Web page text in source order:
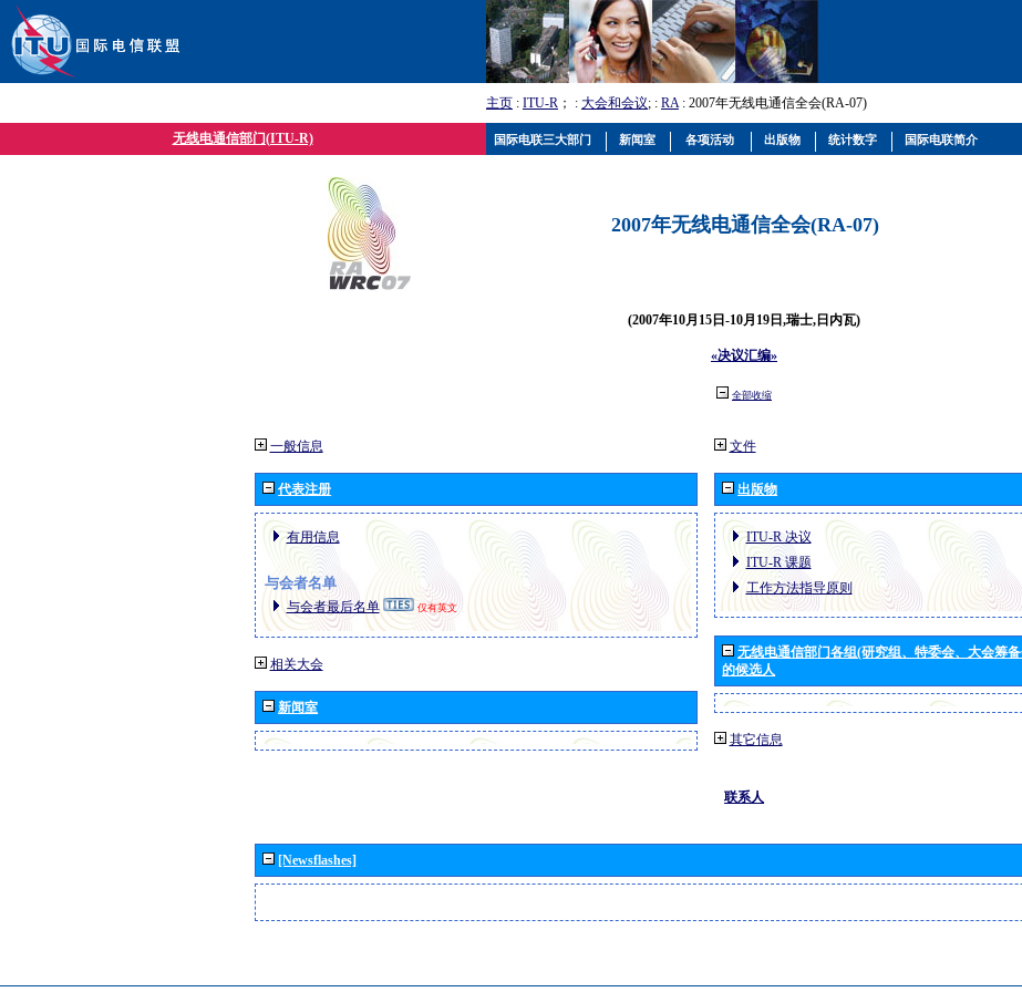
主页 : ITU-R ； : 大会和会议; : RA: 2007年无线电通信全会(RA-07)
无线电通信部门(ITU-R)
2007年无线电通信全会(RA-07)
(2007年10月15日-10月19日,瑞士,日内瓦)
«决议汇编»
全部收缩
一般信息
代表注册
有用信息
与会者名单
与会者最后名单 仅有英文
相关大会
新闻室
文件
出版物
ITU-R 决议
ITU-R 课题
工作方法指导原则
无线电通信部门各组(研究组、特委会、大会筹
的候选人
其它信息
联系人
[Newsflashes]
国际电联三大部门 新闻室 各项活动 出版物 统计数字 国际电联简介